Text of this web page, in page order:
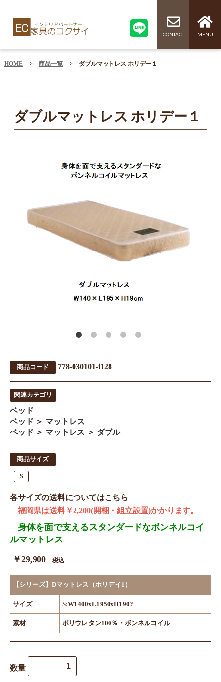
CONTACT MENU
HOME > 商品一覧 > ダブルマットレス ホリデー１
ダブルマットレス ホリデー１
商品コード 778-030101-i128
関連カテゴリ
ベッド
ベッド ＞ マットレス
ベッド ＞ マットレス ＞ ダブル
商品サイズ
S
各サイズの送料についてはこちら
福岡県は送料￥2,200(開梱・組立設置)かかります。
身体を面で支えるスタンダードなボンネルコイ
ルマットレス
￥29,900
税込
【シリーズ】Dマットレス（ホリデイ1）
サイズ S:W1400xL1950xH190?
素材 ポリウレタン100％・ボンネルコイル
数量